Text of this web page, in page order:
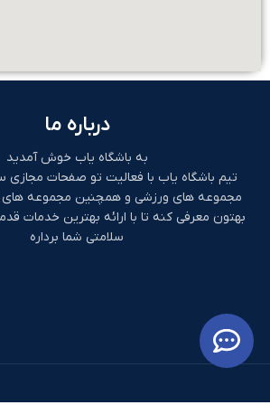
درباره ما
به باشگاه یاب خوش آمدید
تیم باشگاه یاب با فعالیت تو صفحات مجازی
مجموعه های ورزشی و همچنین مجموعه های
بهتون معرفی کنه تا با ارائه بهترین خدمات
سلامتی شما برداره